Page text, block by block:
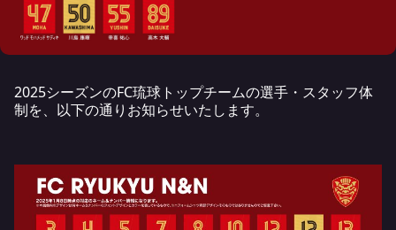
2025シーズンのFC琉球トップチームの選手・スタッフ体
制を、以下の通りお知らせいたします。